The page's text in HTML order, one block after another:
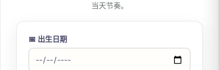
当天节奏。
📅 出生日期